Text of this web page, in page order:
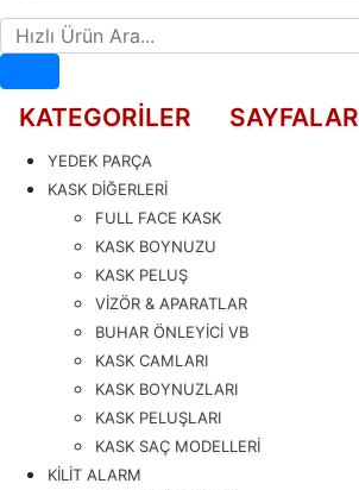
Hızlı Ürün Ara
KATEGORİLER SAYFALAR
YEDEK PARÇA
KASK DİĞERLERİ
FULL FACE KASK
KASK BOYNUZU
KASK PELUŞ
VİZÖR & APARATLAR
BUHAR ÖNLEYİCİ VB
KASK CAMLARI
KASK BOYNUZLARI
KASK PELUŞLARI
KASK SAÇ MODELLERİ
KİLİT ALARM